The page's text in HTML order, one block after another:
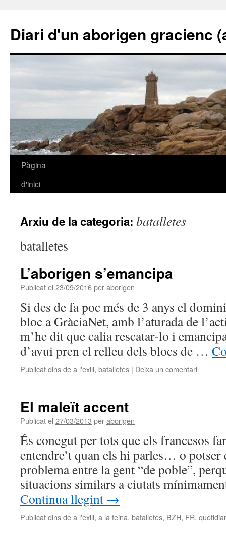
Diari d'un aborigen gracienc
VésPàgina
d'inici
Arxiu de la categoria: batalletes
batalletes
L’aborigen s’emancipa
Publicat el 23/09/2016peraborigen
Si des de fa poc més de 3 anys el
bloc a GràciaNet, amb l’aturada de
m’he dit que calia rescatar-lo i
d’avui pren el relleu dels blocs de …
Publicat dins dea l'exili, batalletes | Deixa un comentari
El maleït accent
Publicat el 27/03/2013 peraborigen
És conegut per tots que els francesos
entendre’t quan els hi parles… o potser
problema entre la gent “de poble”,
situacions similars a ciutats
Continua llegint →
Publicat dins dea l'exili, a la feina, batalletes, BZH, FR,